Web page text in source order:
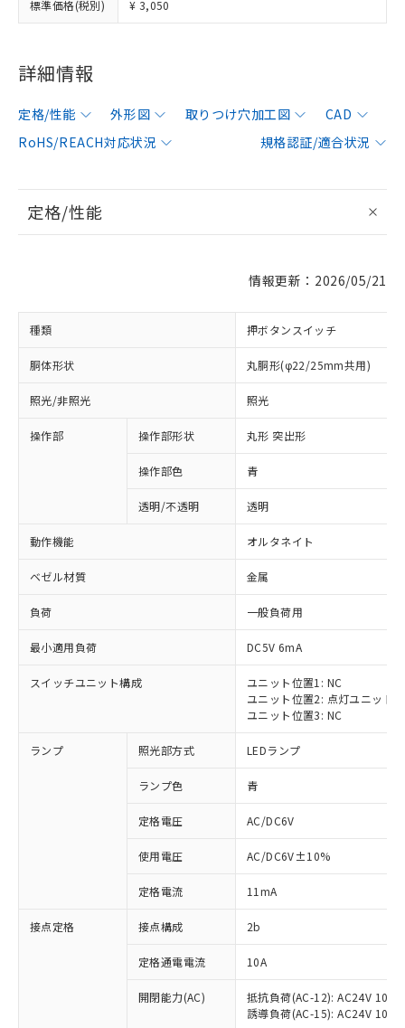
標準価格(税別) ¥ 3,050
詳細情報
定格/性能 外形図 取りつけ穴加工図
CAD
RoHS/REACH対応状況
規格認証/適合状況
定格/性能
情報更新：2026/05/21
種類 押ボタンスイッチ
胴体形状 丸胴形(φ22/25mm共用)
照光/非照光 照光
操作部 操作部形状 丸形 突出形
操作部色 青
透明/不透明 透明
動作機能 オルタネイト
ベゼル材質 金属
負荷 一般負荷用
最小適用負荷 DC5V 6mA
スイッチユニット構成
ユニット位置1: NC
ユニット位置2: 点灯ユニット
ユニット位置3: NC
ランプ 照光部方式 LEDランプ
ランプ色 青
定格電圧 AC/DC6V
使用電圧 AC/DC6V±10%
定格電流 11mA
接点定格 接点構成 2b
定格通電電流 10A
開閉能力(AC)
抵抗負荷(AC-12): AC24V 10A/
誘導負荷(AC-15): AC24V
ご利用条件
以下の条件をお読みいただき、同意のうえ
ご利用ください。
本サービスは、当社制御機器事業取扱
商品の当社在庫状況および標準価格
(税抜)を提供させていただくもので
当社制御機器事業取扱商品の中には、
対応済み：EU RoHS指令（10物質）の
非含有に対応した製品が提供可能な商品で
対応予定：EU RoHS指令（10物質）の非含
有に対応した製品に切り替える予定のある
対応予定なし：EU RoHS指令（10物質）の
非含有に非対応の商品で、対応品を出す予
調査・確認中：EU RoHS指令（10物質）の
非含有の対応状況を調査中または確認中の
非該当品：ライセンス料など無形物で、有
害物質有無と関係のない商品です。
仕入先様の事情により、非含有部品として
「○」：最大均質材料含有率が中国RoHSの
基準値以下であることを示します。
「×」：最大均質材料含有率が中国RoHSの